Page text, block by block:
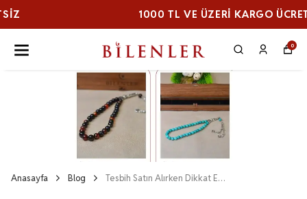
1000 TL VE ÜZERI KARGO ÜCRETSİZ
0
Anasayfa Blog Tesbih Satın Alırken Dikkat Edilmesi Gerekenler: Kalite ve Fiyat Rehberi